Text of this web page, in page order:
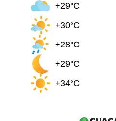
+29°C
+30°C
+28°C
+29°C
+34°C